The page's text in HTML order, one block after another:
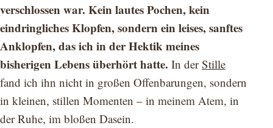
verschlossen war. Kein lautes Pochen, kein
eindringliches Klopfen, sondern ein leises, sanftes
Anklopfen, das ich in der Hektik meines
bisherigen Lebens überhört hatte. In derStille
fand ich ihn nicht in großen Offenbarungen, sondern
in kleinen, stillen Momenten – in meinem Atem, in
der Ruhe, im bloßen Dasein.